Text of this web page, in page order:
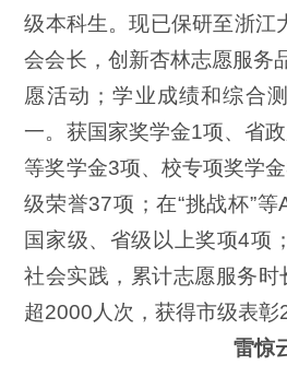
级本科生。现已保研至浙江
会会长，创新杏林志愿服务
愿活动；学业成绩和综合
一。获国家奖学金1项、省
等奖学金3项、校专项奖学
级荣誉37项；在“挑战杯”
国家级、省级以上奖项4项
社会实践，累计志愿服务
超2000人次，获得市级表彰2
雷惊